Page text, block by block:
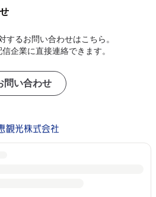
するお問い合わせはこちら。
企業に直接連絡できます。
問い合わせ